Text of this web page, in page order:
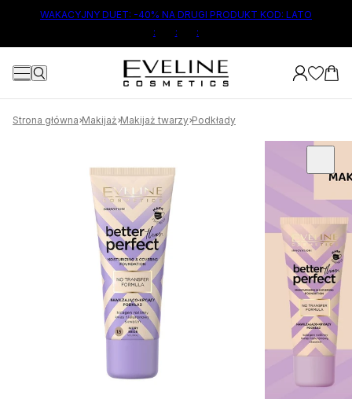
TREŚCI
WAKACYJNY DUET: -40% NA DRUGI PRODUKT KOD: LATO
:
: :
Strona główna Makijaż Makijaż twarzy Podkłady